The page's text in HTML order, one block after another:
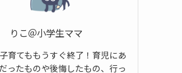
りこ＠小学生ママ
育てももうすぐ終了！育児にあ
ったものや後悔したもの、行っ